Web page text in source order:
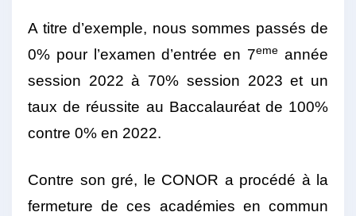
A titre d’exemple, nous sommes passés de
0% pour l’examen d’entrée en 7eme année
session 2022 à 70% session 2023 et un
taux de réussite au Baccalauréat de 100%
contre 0% en 2022.
Contre son gré, le CONOR a procédé à la
fermeture de ces académies en commun